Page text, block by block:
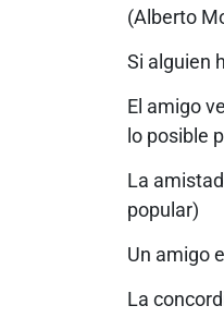
(Alberto
Si alguien
El amigo
lo posible
La
popular)
Un amigo
La